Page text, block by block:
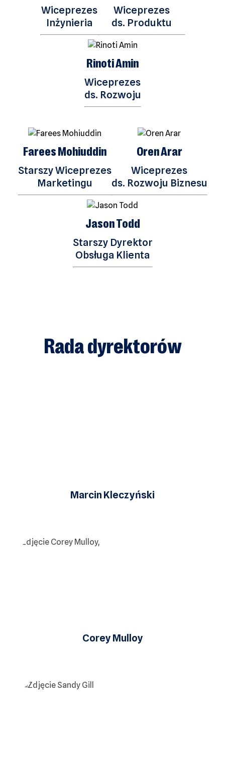
Wiceprezes
Inżynieria
Wiceprezes
ds. Produktu
Rinoti Amin
Wiceprezes
ds. Rozwoju
Farees Mohiuddin
Starszy Wiceprezes
Marketingu
Oren Arar
Wiceprezes
ds. Rozwoju Biznesu
Jason Todd
Starszy Dyrektor
Obsługa Klienta
Rada dyrektorów
Marcin Kleczyński
Corey Mulloy